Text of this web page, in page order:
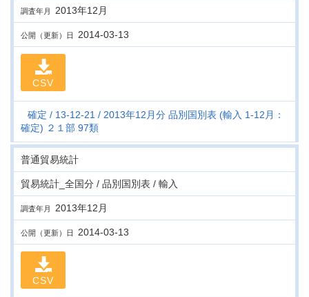
調査年月 2013年12月
公開（更新）日 2014-03-13
CSV
確定 13-12-21
2013年12月分 品別国別表 (輸入 1-12月：
確定) ２１部 97類
普通貿易統計
貿易統計_全国分 / 品別国別表 / 輸入
調査年月 2013年12月
公開（更新）日 2014-03-13
CSV